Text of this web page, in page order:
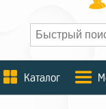
Каталог